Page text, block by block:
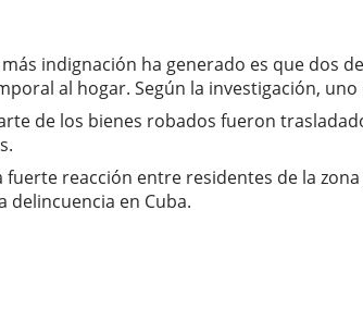
indignación ha generado es que dos
al hogar. Según la investigación,
de los bienes robados fueron
fuerte reacción entre residentes de la
delincuencia en Cuba.